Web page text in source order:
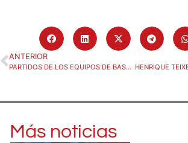
ANTERIOR
PARTIDOS DE LOS EQUIPOS DE BASE DEL BM. HUESCA
Más noticias